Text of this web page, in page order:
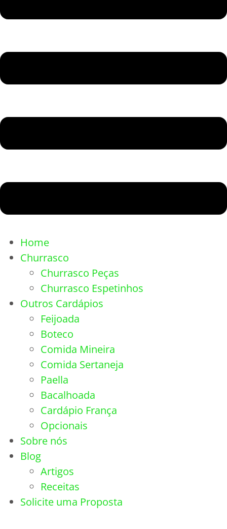
Home
Churrasco
Churrasco Peças
Churrasco Espetinhos
Outros Cardápios
Feijoada
Boteco
Comida Mineira
Comida Sertaneja
Paella
Bacalhoada
Cardápio França
Opcionais
Sobre nós
Blog
Artigos
Receitas
Solicite uma Proposta